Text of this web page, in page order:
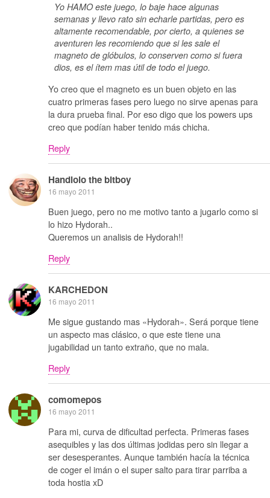
Yo HAMO este juego, lo baje hace algunas
semanas y llevo rato sin echarle partidas, pero es
altamente recomendable, por cierto, a quienes se
aventuren les recomiendo que si les sale el
magneto de glóbulos, lo conserven como si fuera
dios, es el ítem mas útil de todo el juego.
Yo creo que el magneto es un buen objeto en las
cuatro primeras fases pero luego no sirve apenas para
la dura prueba final. Por eso digo que los powers ups
creo que podían haber tenido más chicha.
Reply
Handlolo the bitboy
16 mayo 2011
Buen juego, pero no me motivo tanto a jugarlo como si
lo hizo Hydorah..
Queremos un analisis de Hydorah!!
Reply
KARCHEDON
16 mayo 2011
Me sigue gustando mas «Hydorah». Será porque tiene
un aspecto mas clásico, o que este tiene una
jugabilidad un tanto extraño, que no mala.
Reply
comomepos
16 mayo 2011
Para mi, curva de dificultad perfecta. Primeras fases
asequibles y las dos últimas jodidas pero sin llegar a
ser desesperantes. Aunque también hacía la técnica
de coger el imán o el super salto para tirar parriba a
toda hostia xD